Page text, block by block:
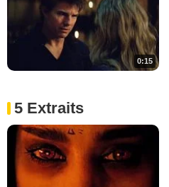
0:15
5 Extraits